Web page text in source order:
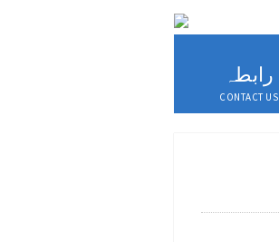
رابطہ
CONTACT US